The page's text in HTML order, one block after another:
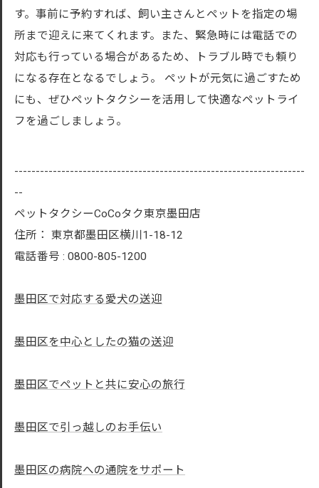
す。事前に予約すれば、飼い主さんとペットを指定の場
所まで迎えに来てくれます。また、緊急時には電話での
対応も行っている場合があるため、トラブル時でも頼り
になる存在となるでしょう。 ペットが元気に過ごすため
にも、ぜひペットタクシーを活用して快適なペットライ
フを過ごしましょう。
--------------------------------------------------------------------
--
ペットタクシーCoCoタク東京墨田店
住所： 東京都墨田区横川1-18-12
電話番号 : 0800-805-1200
墨田区で対応する愛犬の送迎
墨田区を中心としたの猫の送迎
墨田区でペットと共に安心の旅行
墨田区で引っ越しのお手伝い
墨田区の病院への通院をサポート